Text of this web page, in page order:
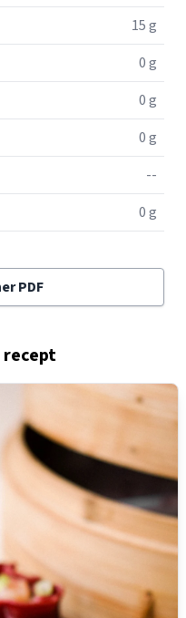
15 g
0 g
0 g
0 g
--
0 g
PDF
recept